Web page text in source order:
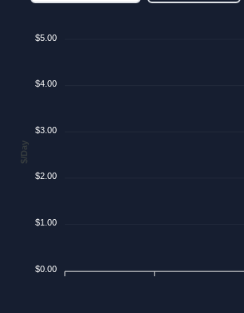
$5.00
$4.00
$3.00
$2.00
$1.00
$0.00
$/Day